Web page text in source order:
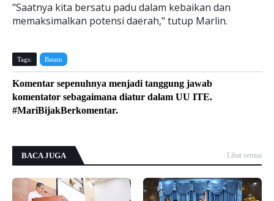
"Saatnya kita bersatu padu dalam kebaikan dan
memaksimalkan potensi daerah," tutup Marlin.
Tags: Batam
Komentar sepenuhnya menjadi tanggung jawab
komentator sebagaimana diatur dalam UU ITE.
#MariBijakBerkomentar.
BACA JUGA Lihat semua